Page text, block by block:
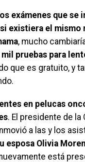
exámenes que
existiera el mismo
, mucho
mil pruebas para
que es gratuito, y
en pelucas
. El presidente de la
a las y los
esposa Olivia
está